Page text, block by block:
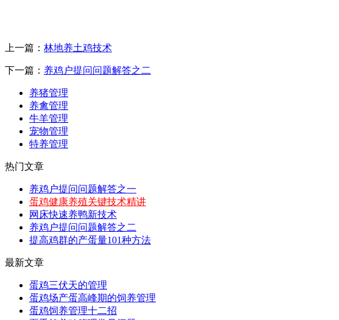
上一篇： 林地养土鸡技术
下一篇： 养鸡户提问问题解答之二
养猪管理
养禽管理
牛羊管理
宠物管理
特养管理
热门文章
养鸡户提问问题解答之一
蛋鸡健康养殖关键技术精讲
网床快速养鸭新技术
养鸡户提问问题解答之二
提高鸡群的产蛋量101种方法
最新文章
蛋鸡三伏天的管理
蛋鸡场产蛋高峰期的饲养管理
蛋鸡饲养管理十二招